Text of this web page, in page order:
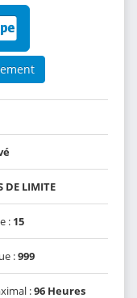
DE LIMITE
: 15
:999
:96 Heures